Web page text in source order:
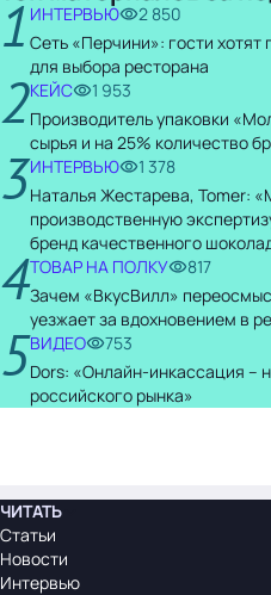
1 ИНТЕРВЬЮ
2 850
Сеть «Перчини»: гости хотят
для выбора ресторана
2КЕЙС
1 953
Производитель упаковки
сырья и на 25% количество
3ИНТЕРВЬЮ
1 378
Наталья Жестарева, Tomer:
производственную
бренд качественного
4ТОВАР НА ПОЛКУ
817
Зачем «ВкусВилл»
уезжает за вдохновением в
5ВИДЕО
753
Dors: «Онлайн-инкассация –
российского рынка»
ЧИТАТЬ
Статьи
Новости
Интервью